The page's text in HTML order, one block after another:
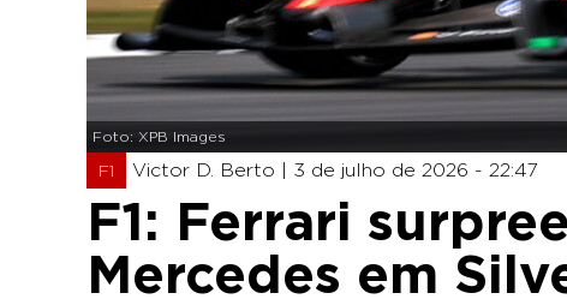
Foto: XPB Images
F1 Victor D. Berto | 3 de julho de 2026 - 22:47
F1: Ferrari
Mercedes em